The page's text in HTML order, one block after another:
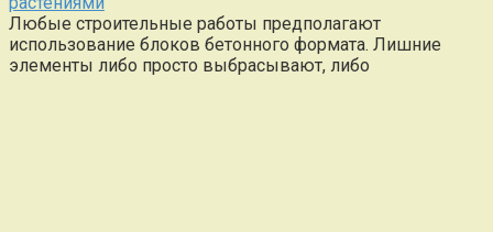
Любые строительные работы предполагают
использование блоков бетонного формата. Лишние
элементы либо просто выбрасывают, либо